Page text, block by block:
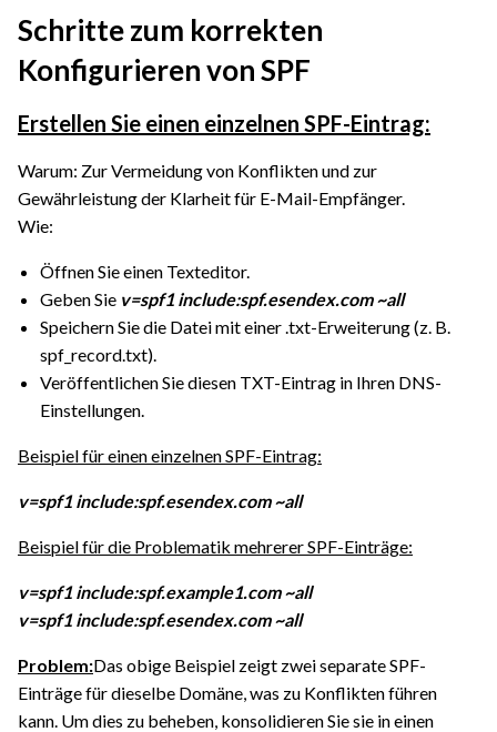
Schritte zum korrekten
Konfigurieren von SPF
Erstellen Sie einen einzelnen SPF-Eintrag:
Warum: Zur Vermeidung von Konflikten und zur
Gewährleistung der Klarheit für E-Mail-Empfänger.
Wie:
Öffnen Sie einen Texteditor.
Geben Sie v=spf1 include:spf.esendex.com ~all
Speichern Sie die Datei mit einer .txt-Erweiterung (z. B.
spf_record.txt).
Veröffentlichen Sie diesen TXT-Eintrag in Ihren DNS-
Einstellungen.
Beispiel für einen einzelnen SPF-Eintrag:
v=spf1 include:spf.esendex.com ~all
Beispiel für die Problematik mehrerer SPF-Einträge:
v=spf1 include:spf.example1.com ~all
v=spf1 include:spf.esendex.com ~all
Problem:Das obige Beispiel zeigt zwei separate SPF-
Einträge für dieselbe Domäne, was zu Konflikten führen
kann. Um dies zu beheben, konsolidieren Sie sie in einen